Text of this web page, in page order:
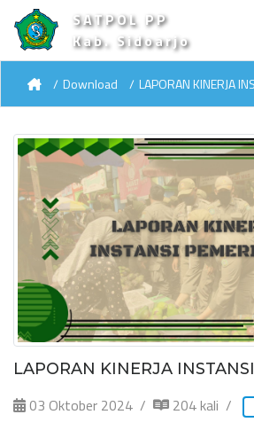
SATPOL PP
Kab. Sidoarjo
Download LAPORAN KINERJA
LAPORAN KINERJA
03 Oktober 2024 204 kali